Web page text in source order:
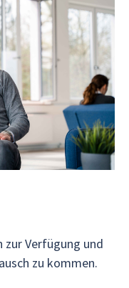
zur Verfügung und
zu kommen.